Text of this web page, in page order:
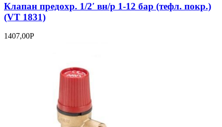
Клапан предохр. 1/2′ вн/р 1-12 бар (тефл. покр.)
(VT 1831)
1407,00Р